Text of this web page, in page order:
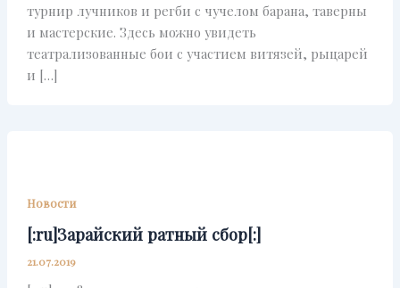
турнир лучников и регби с чучелом барана, таверны
и мастерские. Здесь можно увидеть
театрализованные бои с участием витязей, рыцарей
и […]
Новости
[:ru]Зарайский ратный сбор[:]
21.07.2019